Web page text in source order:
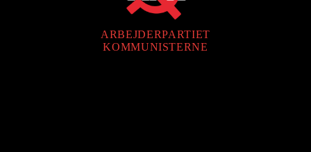
ARBEJDERPARTIET
KOMMUNISTERNE